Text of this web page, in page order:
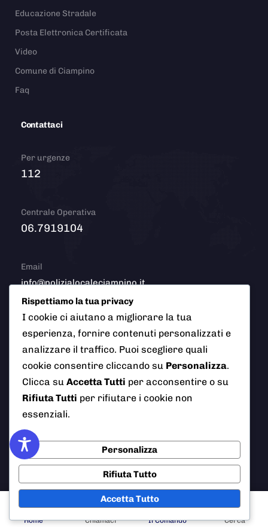
Educazione Stradale
Posta Elettronica Certificata
Video
Comune di Ciampino
Faq
Contattaci
Per urgenze
112
Centrale Operativa
06.7919104
Email
info@polizialocaleciampino.it
© 2026 Polizia Locale del Comune di Ciampino (Roma). Tutti
i diritti riservati
AI Info
Cookie Policy Credits
Home Chiamaci Il Comando Cerca
Rispettiamo la tua privacy
I cookie ci aiutano a migliorare la tua
esperienza, fornire contenuti personalizzati e
analizzare il traffico. Puoi scegliere quali
cookie consentire cliccando su Personalizza.
Clicca su Accetta Tutti per acconsentire o su
Rifiuta Tutti per rifiutare i cookie non
essenziali.
Personalizza
Rifiuta Tutto
Accetta Tutto